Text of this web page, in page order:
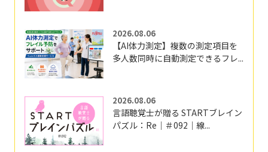
2026.08.06
【AI体力測定】複数の測定項目を
多人数同時に自動測定できるフレ...
2026.08.06
言語聴覚士が贈る STARTブレイン
パズル：Re｜＃092｜線...